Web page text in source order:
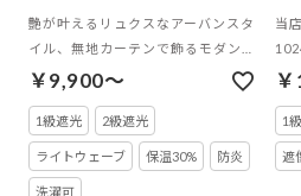
艶が叶えるリュクスなアーバンスタ
イル、無地カーテンで飾るモダン空
間
￥9,900～
1級遮光 2級遮光
ライトウェーブ 保温30% 防炎
洗濯可
ー
当
ズ
1
遮